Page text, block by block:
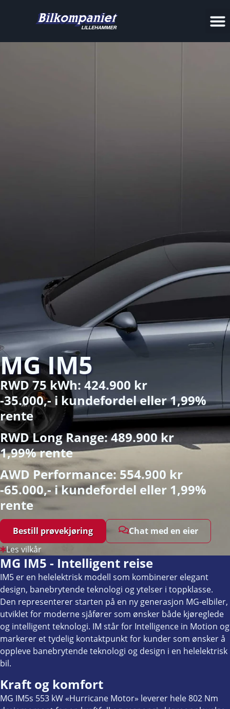
MG IM5
RWD 75 kWh: 424.900 kr
-35.000,- i kundefordel eller 1,99%
rente
RWD Long Range: 489.900 kr
1,99% rente
AWD Performance: 554.900 kr
-65.000,- i kundefordel eller 1,99%
rente
Bestill prøvekjøring
Chat med en eier
Les vilkår
MG IM5 - Intelligent reise
IM5 er en helelektrisk modell som kombinerer elegant
design, banebrytende teknologi og ytelser i toppklasse.
Den representerer starten på en ny generasjon MG-elbiler,
utviklet for moderne sjåfører som ønsker både kjøreglede
og intelligent teknologi. IM står for Intelligence in Motion og
markerer et tydelig kontaktpunkt for kunder som ønsker å
oppleve banebrytende teknologi og design i en helelektrisk
bil.
Kraft og komfort
MG IM5s 553 kW «Hurricane Motor» leverer hele 802 Nm